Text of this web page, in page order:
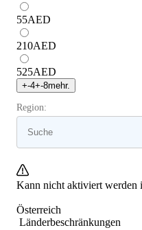
55AED
210AED
525AED
+-4+-8mehr.
Region:
Kann nicht aktiviert werden
Österreich
Länderbeschränkungen